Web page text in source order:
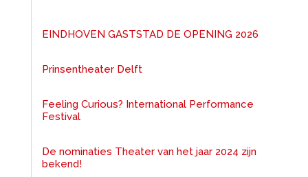
EINDHOVEN GASTSTAD DE OPENING 2026
Prinsentheater Delft
Feeling Curious? International Performance
Festival
De nominaties Theater van het jaar 2024 zijn
bekend!